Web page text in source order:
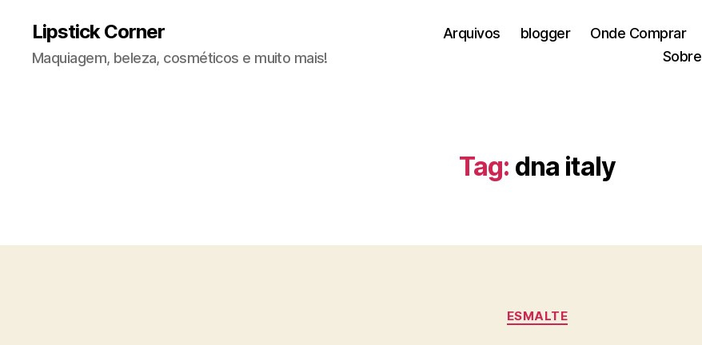
Lipstick Corner
Maquiagem, beleza, cosméticos e muito mais!
Arquivos blogger Onde Comprar
Sobre
Tag: dna italy
Categorias
ESMALTE